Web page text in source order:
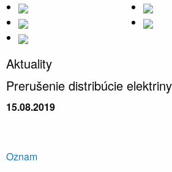
Aktuality
Prerušenie distribúcie
15.08.2019
Oznam